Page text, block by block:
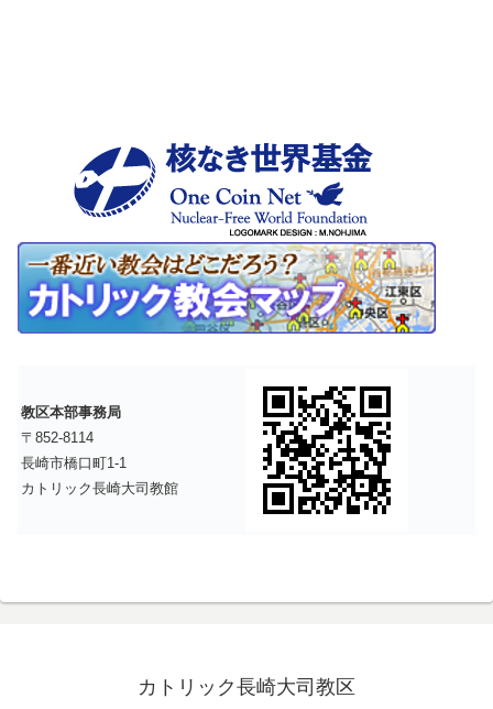
教区本部事務局
〒852-8114
長崎市橋口町1-1
カトリック長崎大司教館
カトリック長崎大司教区